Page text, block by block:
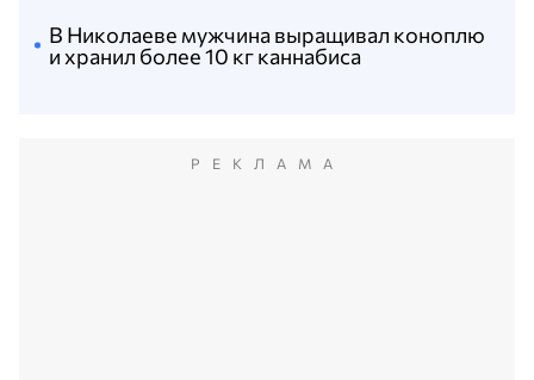
В Николаеве мужчина выращивал коноплю
и хранил более 10 кг каннабиса
РЕКЛАМА